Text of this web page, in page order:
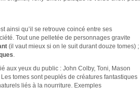
ainsi qu’il se retrouve coincé entre ses
Tout une pelletée de personnages gravite
(il vaut mieux si on le suit durant douze tomes) ;
.
aux yeux du public : John Colby, Toni, Mason
tomes sont peuplés de créatures fantastiques
liés à la nourriture. Exemples